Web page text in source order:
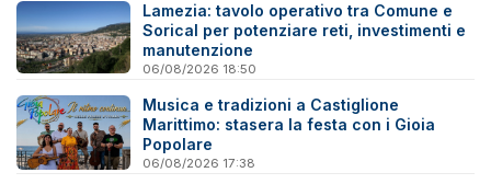
Lamezia: tavolo operativo tra Comune e
Sorical per potenziare reti, investimenti e
manutenzione
06/08/2026 18:50
Musica e tradizioni a Castiglione
Marittimo: stasera la festa con i Gioia
Popolare
06/08/2026 17:38